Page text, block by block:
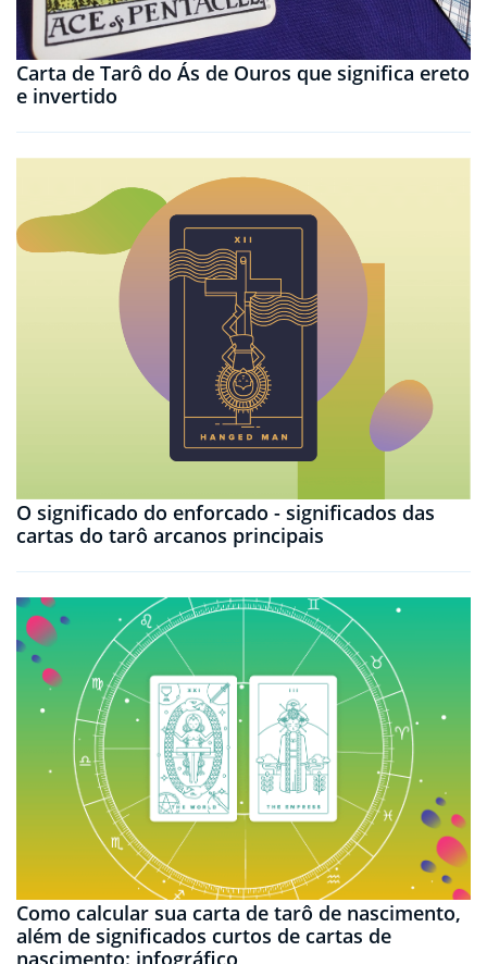
Carta de Tarô do Ás de Ouros que significa ereto
e invertido
O significado do enforcado - significados das
cartas do tarô arcanos principais
Como calcular sua carta de tarô de nascimento,
além de significados curtos de cartas de
nascimento: infográfico